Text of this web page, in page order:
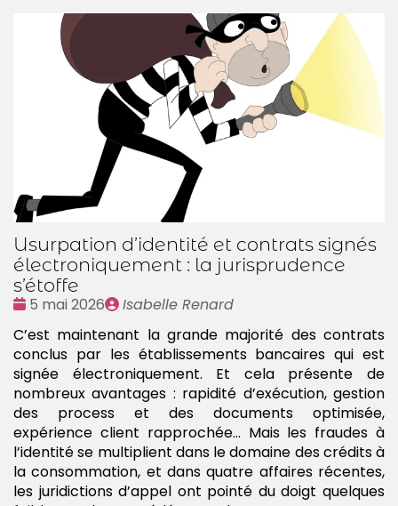
Usurpation d’identité et contrats signés
électroniquement : la jurisprudence
s’étoffe
Date
5 mai 2026
Publié
Isabelle Renard
C’est maintenant la grande majorité des contrats
conclus par les établissements bancaires qui est
signée électroniquement. Et cela présente de
nombreux avantages : rapidité d’exécution, gestion
des process et des documents optimisée,
expérience client rapprochée… Mais les fraudes à
l’identité se multiplient dans le domaine des crédits à
la consommation, et dans quatre affaires récentes,
les juridictions d’appel ont pointé du doigt quelques